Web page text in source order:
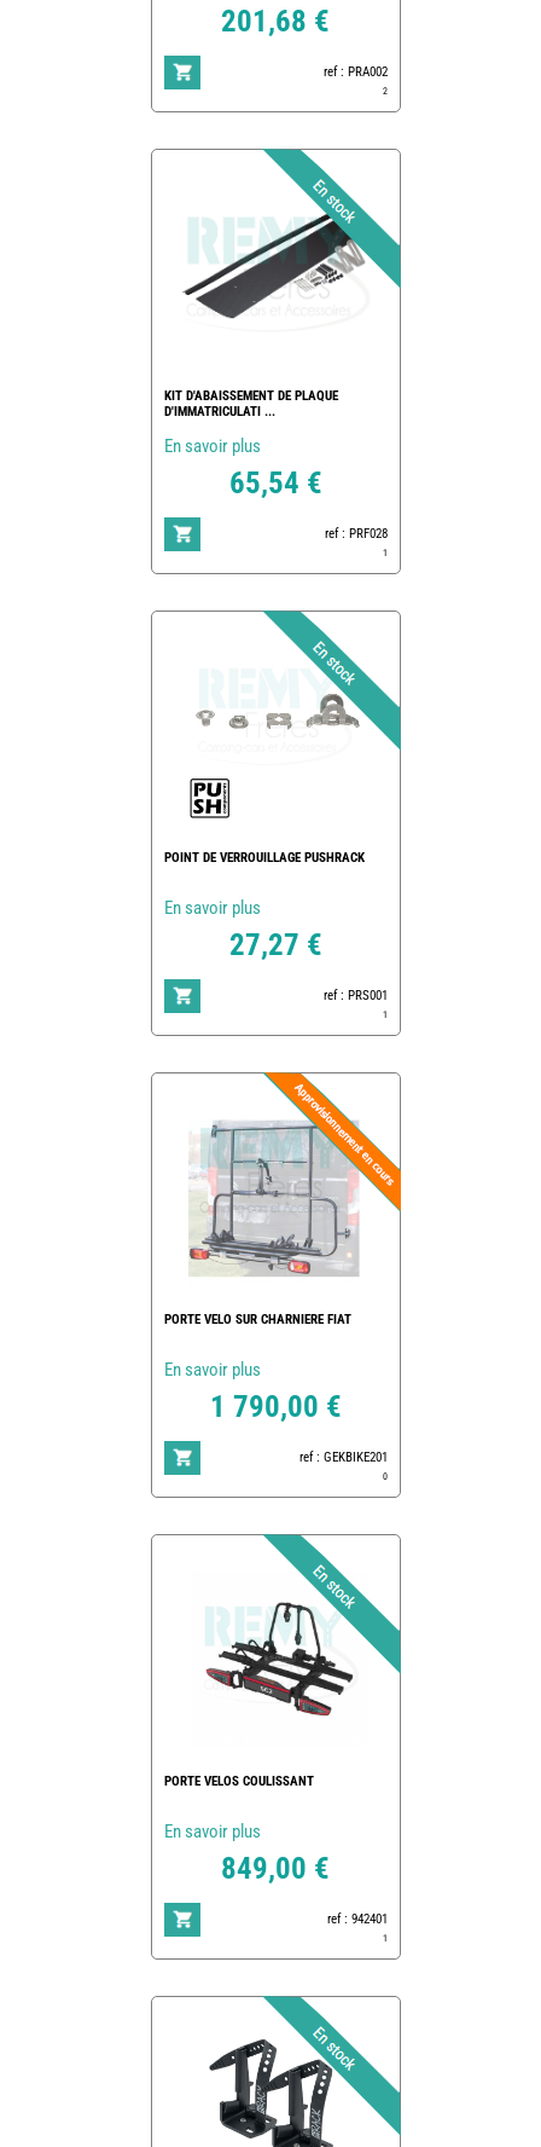
201,68 €
ref : PRA002
2
KIT D'ABAISSEMENT DE PLAQUE
D'IMMATRICULATI ...
En savoir plus
65,54 €
ref : PRF028
1
POINT DE VERROUILLAGE PUSHRACK
En savoir plus
27,27 €
ref : PRS001
1
PORTE VELO SUR CHARNIERE FIAT
En savoir plus
1 790,00 €
ref : GEKBIKE201
0
PORTE VELOS COULISSANT
En savoir plus
849,00 €
ref : 942401
1